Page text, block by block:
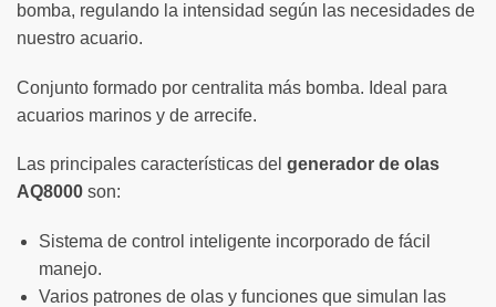
bomba, regulando la intensidad según las necesidades de
nuestro acuario.
Conjunto formado por centralita más bomba. Ideal para
acuarios marinos y de arrecife.
Las principales características del generador de olas
AQ8000 son:
Sistema de control inteligente incorporado de fácil
manejo.
Varios patrones de olas y funciones que simulan las